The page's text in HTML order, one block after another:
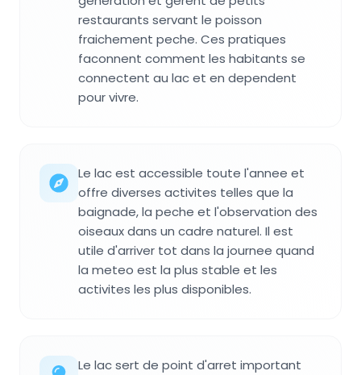
restaurants servant le poisson
fraichement peche. Ces pratiques
faconnent comment les habitants se
connectent au lac et en dependent
pour vivre.
Le lac est accessible toute l'annee et
offre diverses activites telles que la
baignade, la peche et l'observation des
oiseaux dans un cadre naturel. Il est
utile d'arriver tot dans la journee quand
la meteo est la plus stable et les
activites les plus disponibles.
Le lac sert de point d'arret important